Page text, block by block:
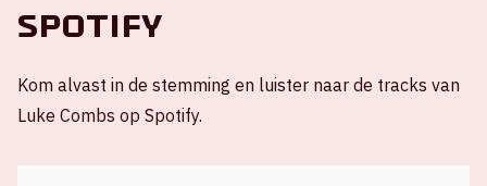
Spotify
Kom alvast in de stemming en luister naar de tracks van
Luke Combs op Spotify.